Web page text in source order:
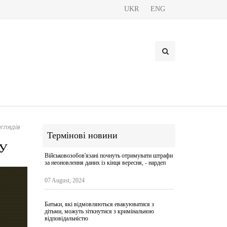
UKR ENG
Термінові новини
Військовозобов'язані почнуть отримувати штрафи
за неоновлення даних із кінця вересня, - нардеп
07 August, 2024
Батьки, які відмовляються евакуюватися з
дітьми, можуть зіткнутися з кримінальною
відповідальністю